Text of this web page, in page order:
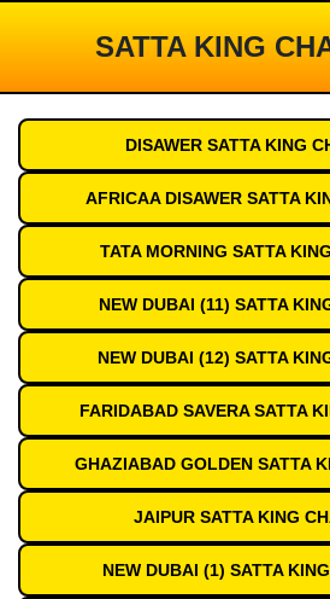
SATTA KING
DISAWER SATTA KING
AFRICAA DISAWER SATTA
TATA MORNING SATTA
NEW DUBAI (11) SATTA
NEW DUBAI (12) SATTA
FARIDABAD SAVERA SATTA
GHAZIABAD GOLDEN SATTA
JAIPUR SATTA KING
NEW DUBAI (1) SATTA